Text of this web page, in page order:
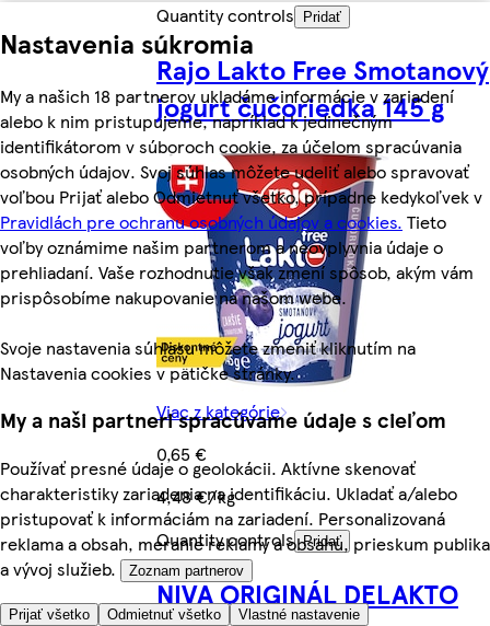
Nastavenia súkromia
My a našich 18 partnerov ukladáme informácie v zariadení
alebo k nim pristupujeme, napríklad k jedinečným
identifikátorom v súboroch cookie, za účelom spracúvania
osobných údajov. Svoj súhlas môžete udeliť alebo spravovať
voľbou Prijať alebo Odmietnuť všetko, prípadne kedykoľvek v
Pravidlách pre ochranu osobných údajov a cookies. Tieto
voľby oznámime našim partnerom a neovplyvnia údaje o
prehliadaní. Vaše rozhodnutie však zmení spôsob, akým vám
prispôsobíme nakupovanie na našom webe.
Svoje nastavenia súhlasu môžete zmeniť kliknutím na
Nastavenia cookies v pätičke stránky.
My a naši partneri spracúvame údaje s cieľom
Používať presné údaje o geolokácii. Aktívne skenovať
charakteristiky zariadenia na identifikáciu. Ukladať a/alebo
pristupovať k informáciám na zariadení. Personalizovaná
reklama a obsah, meranie reklamy a obsahu, prieskum publika
a vývoj služieb.
Zoznam partnerov
Prijať všetko Odmietnuť všetko Vlastné nastavenie
Quantity controls
Pridať
Rajo Lakto Free Smotanový
jogurt čučoriedka 145 g
Viac z kategórie
0,65 €
4,48 €/kg
Quantity controls Pridať
NIVA ORIGINÁL DELAKTO